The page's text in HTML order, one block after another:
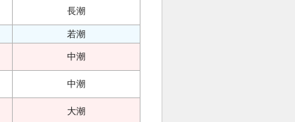
長潮
若潮
中潮
中潮
大潮